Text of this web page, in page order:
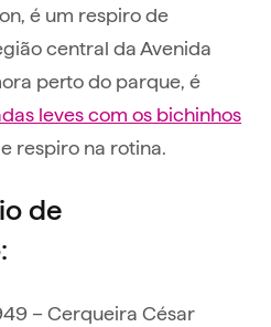
é um respiro de
central da Avenida
perto do parque, é
leves com os bichinhos
respiro na rotina.
de
– Cerqueira César